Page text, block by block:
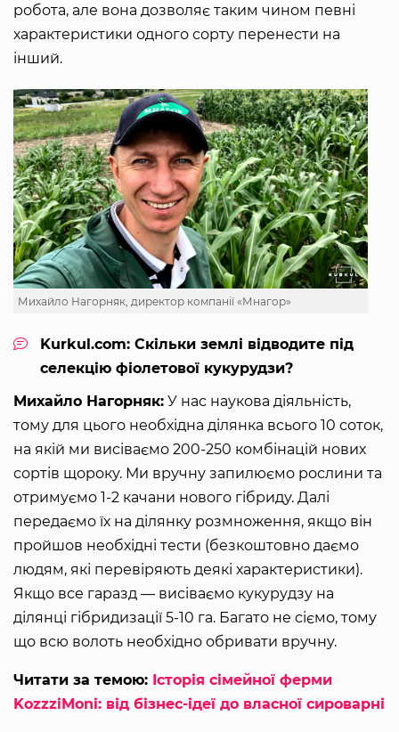
робота, але вона дозволяє таким чином певні
характеристики одного сорту перенести на
інший.
Михайло Нагорняк, директор компанії «Мнагор»
Kurkul.com: Скільки землі відводите під
селекцію фіолетової кукурудзи?
Михайло Нагорняк: У нас наукова діяльність,
тому для цього необхідна ділянка всього 10 соток,
на якій ми висіваємо 200-250 комбінацій нових
сортів щороку. Ми вручну запилюємо рослини та
отримуємо 1-2 качани нового гібриду. Далі
передаємо їх на ділянку розмноження, якщо він
пройшов необхідні тести (безкоштовно даємо
людям, які перевіряють деякі характеристики).
Якщо все гаразд — висіваємо кукурудзу на
ділянці гібридизації 5-10 га. Багато не сіємо, тому
що всю волоть необхідно обривати вручну.
Читати за темою: Історія сімейної ферми
KozzziMoni: від бізнес-ідеї до власної сироварні